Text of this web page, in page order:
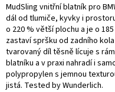
MudSling vnitřní blatník pro
dál od tlumiče, kyvky i
o 220 % větší plochu a je o
zastaví spršku od zadního
tvarovaný díl těsně lícuje s
blatníku a v praxi nahradí i
polypropylen s jemnou
jistá. Tested by Wunderlich.